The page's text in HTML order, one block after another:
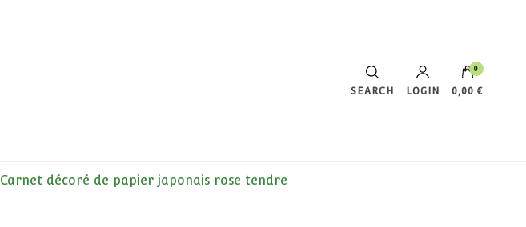
SEARCH LOGIN
0
0,00 €
Carnet décoré de papier japonais rose tendre